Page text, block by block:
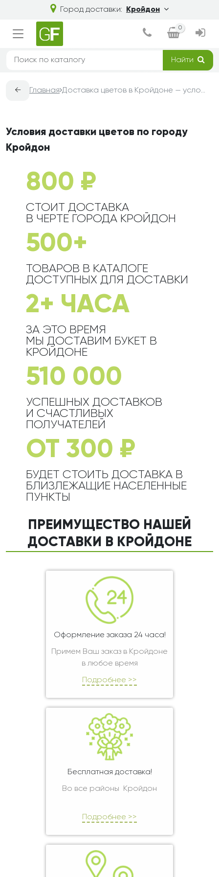
Город доставки: Кройдон
0
Найти
← Главная Доставка цветов в Кройдоне — условия, сроки и стоимость | Grand-Flora
Условия доставки цветов по городу
Кройдон
800 ₽
СТОИТ ДОСТАВКА
В ЧЕРТЕ ГОРОДА КРОЙДОН
500+
ТОВАРОВ В КАТАЛОГЕ
ДОСТУПНЫХ ДЛЯ ДОСТАВКИ
2+ ЧАСА
ЗА ЭТО ВРЕМЯ
МЫ ДОСТАВИМ БУКЕТ В
КРОЙДОНЕ
510 000
УСПЕШНЫХ ДОСТАВКОВ
И СЧАСТЛИВЫХ
ПОЛУЧАТЕЛЕЙ
ОТ 300 ₽
БУДЕТ СТОИТЬ ДОСТАВКА В
БЛИЗЛЕЖАЩИЕ НАСЕЛЕННЫЕ
ПУНКТЫ
ПРЕИМУЩЕСТВО НАШЕЙ
ДОСТАВКИ В КРОЙДОНЕ
Оформление заказа 24 часа!
Примем Ваш заказ в Кройдоне
в любое время
Подробнее >>
Бесплатная доставка!
Во все районы Кройдон
Подробнее >>